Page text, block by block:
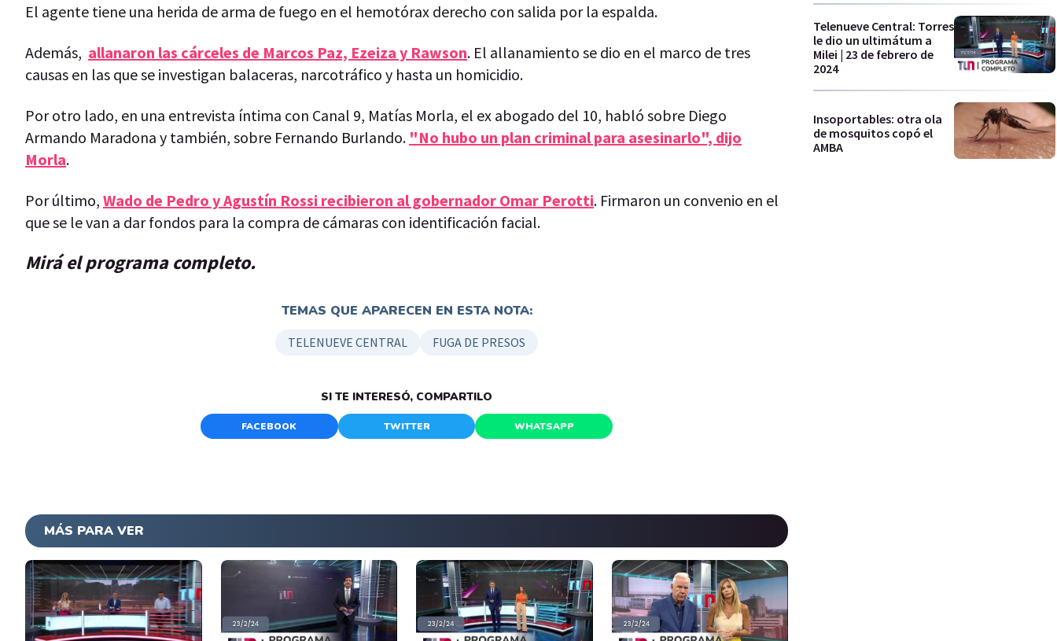
El agente tiene una herida de arma de fuego en el hemotórax derecho con salida por la espalda.
Además, allanaron las cárceles de Marcos Paz, Ezeiza y Rawson. El allanamiento se dio en el marco de tres
causas en las que se investigan balaceras, narcotráfico y hasta un homicidio.
Por otro lado, en una entrevista íntima con Canal 9, Matías Morla, el ex abogado del 10, habló sobre Diego
Armando Maradona y también, sobre Fernando Burlando. "No hubo un plan criminal para asesinarlo", dijo
Morla.
Por último, Wado de Pedro y Agustín Rossi recibieron al gobernador Omar Perotti. Firmaron un convenio en el
que se le van a dar fondos para la compra de cámaras con identificación facial.
Mirá el programa completo.
TEMAS QUE APARECEN EN ESTA NOTA:
TELENUEVE CENTRAL FUGA DE PRESOS
SI TE INTERESÓ, COMPARTILO
FACEBOOK TWITTER WHATSAPP
MÁS PARA VER
Telenueve Central: Torres
le dio un ultimátum a
Milei | 23 de febrero de
2024
Insoportables: otra ola
de mosquitos copó el
AMBA